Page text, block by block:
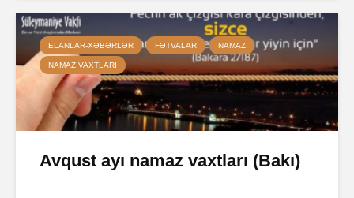
ELANLAR-XƏBƏRLƏR FƏTVALAR NAMAZ
NAMAZ VAXTLARI
Avqust ayı namaz vaxtları (Bakı)